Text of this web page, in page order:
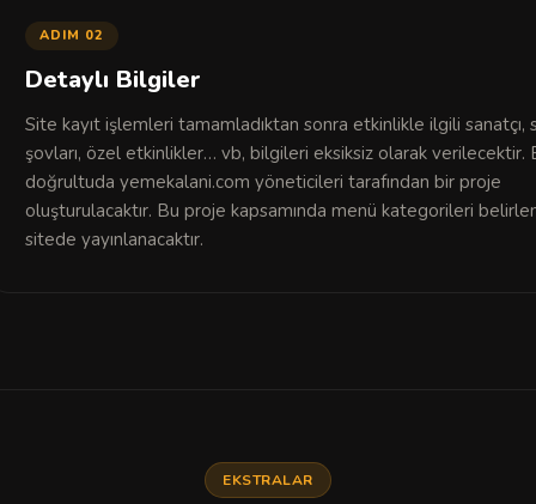
ADIM 02
Detaylı Bilgiler
Site kayıt işlemleri tamamladıktan sonra etkinlikle ilgili sanatçı,
şovları, özel etkinlikler… vb, bilgileri eksiksiz olarak verilecektir.
doğrultuda yemekalani.com yöneticileri tarafından bir proje
oluşturulacaktır. Bu proje kapsamında menü kategorileri
sitede yayınlanacaktır.
EKSTRALAR